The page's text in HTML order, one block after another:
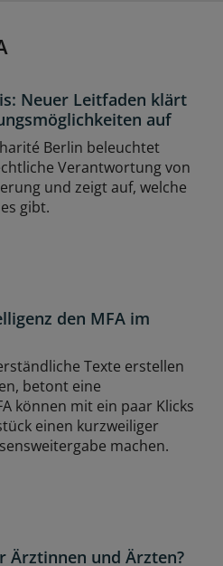
Neuer Leitfaden klärt
auf
Berlin beleuchtet
Verantwortung von
und zeigt auf, welche
gibt.
den MFA im
Texte erstellen
betont eine
können mit ein paar Klicks
einen kurzweiliger
machen.
Ärztinnen und Ärzten?